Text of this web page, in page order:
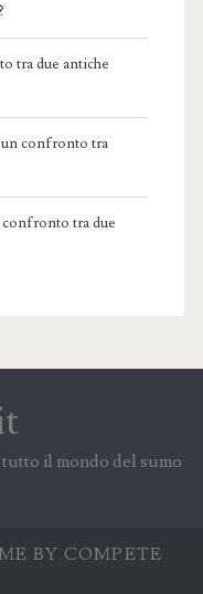
tra due antiche
un confronto tra
tra due
il mondo del sumo
BY COMPETE